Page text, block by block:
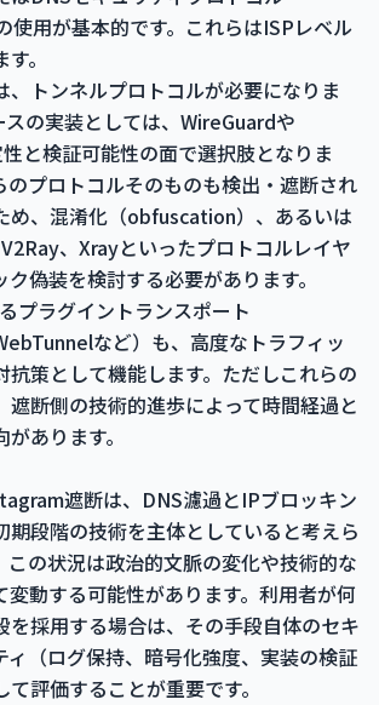
使用が基本的です。これらはISPレベル
。
、トンネルプロトコルが必要になりま
スの実装としては、WireGuardや
と検証可能性の面で選択肢となりま
のプロトコルそのものも検出・遮断され
め、混淆化（obfuscation）、あるいは
、Xrayといったプロトコルレイヤ
偽装を検討する必要があります。
プラグイントランスポート
など）も、高度なトラフィッ
抗策として機能します。ただしこれらの
遮断側の技術的進歩によって時間経過と
あります。
遮断は、DNS濾過とIPブロッキン
期段階の技術を主体としていると考えら
この状況は政治的文脈の変化や技術的な
変動する可能性があります。利用者が何
を採用する場合は、その手段自体のセキ
ィ（ログ保持、暗号化強度、実装の検証
評価することが重要です。